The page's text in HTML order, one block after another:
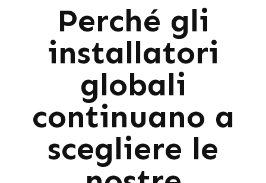
Perché gli
installatori
globali
continuano a
scegliere le